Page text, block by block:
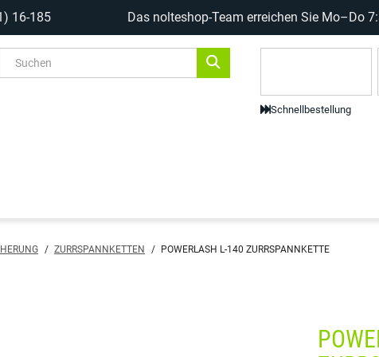
16-185 Das nolteshop-Team erreichen Sie Mo–Do
Schnellbestellung
/ ZURRSPANNKETTEN / POWERLASH L-140 ZURRSPANNKETTE